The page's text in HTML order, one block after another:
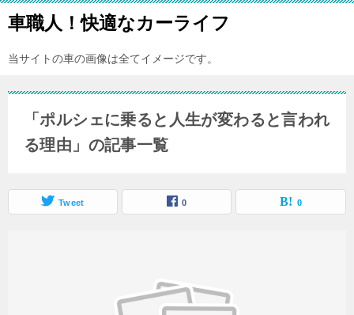
車職人！快適なカーライフ
当サイトの車の画像は全てイメージです。
「ポルシェに乗ると人生が変わると言われ
る理由」の記事一覧
Tweet 0 0